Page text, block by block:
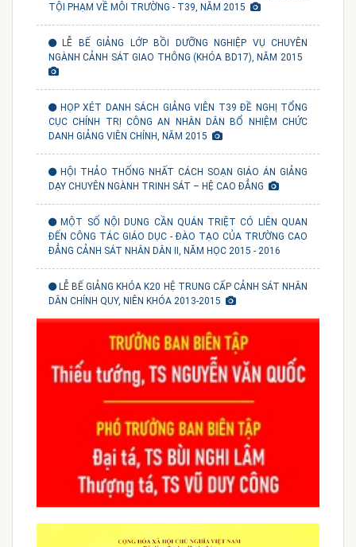
TỘI PHẠM VỀ MÔI TRƯỜNG - T39, NĂM 2015
LỄ BẾ GIẢNG LỚP BỒI DƯỠNG NGHIỆP VỤ CHUYÊN
NGÀNH CẢNH SÁT GIAO THÔNG (KHÓA BD17), NĂM 2015
HỌP XÉT DANH SÁCH GIẢNG VIÊN T39 ĐỀ NGHỊ TỔNG
CỤC CHÍNH TRỊ CÔNG AN NHÂN DÂN BỔ NHIỆM CHỨC
DANH GIẢNG VIÊN CHÍNH, NĂM 2015
HỘI THẢO THỐNG NHẤT CÁCH SOẠN GIÁO ÁN GIẢNG
DẠY CHUYÊN NGÀNH TRINH SÁT – HỆ CAO ĐẲNG
MỘT SỐ NỘI DUNG CẦN QUÁN TRIỆT CÓ LIÊN QUAN
ĐẾN CÔNG TÁC GIÁO DỤC - ĐÀO TẠO CỦA TRƯỜNG CAO
ĐẲNG CẢNH SÁT NHÂN DÂN II, NĂM HỌC 2015 - 2016
LỄ BẾ GIẢNG KHÓA K20 HỆ TRUNG CẤP CẢNH SÁT NHÂN
DÂN CHÍNH QUY, NIÊN KHÓA 2013-2015